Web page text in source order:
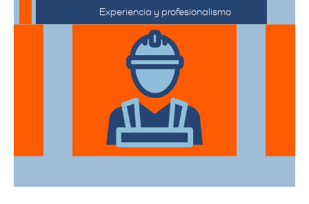
Experiencia y profesionalismo
El equipo de expertos en mudanzas de
alta gama está capacitado para manejar
desde objetos delicados hasta muebles
de gran tamaño con el mayor cuidado.